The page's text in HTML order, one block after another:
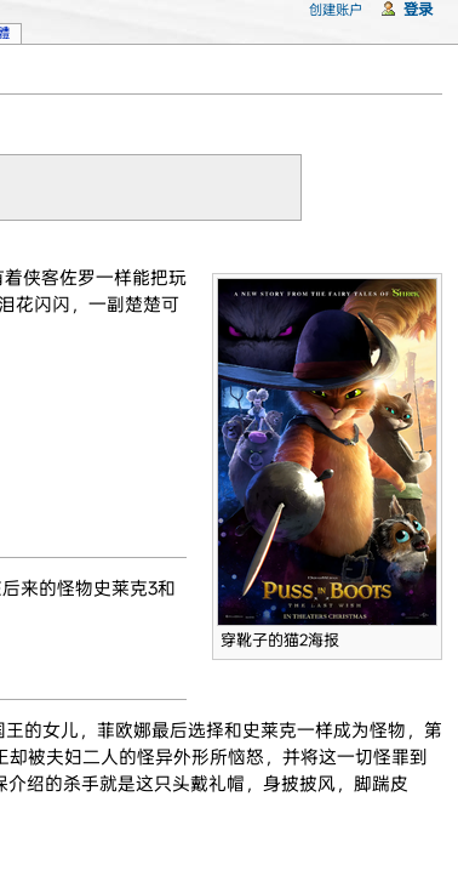
穿靴子的猫2海报
侠客佐罗一样能把玩
花闪闪，一副楚楚可
来的怪物史莱克3和
的女儿，菲欧娜最后选择和史莱克一样成为怪物，第
被夫妇二人的怪异外形所恼怒，并将这一切怪罪到
绍的杀手就是这只头戴礼帽，身披披风，脚踹皮
创建账户 登录